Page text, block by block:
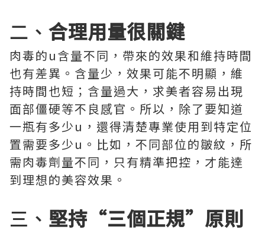
二、 合理用量很關鍵
肉毒的u含量不同，帶來的效果和維持時間
也有差異。含量少，效果可能不明顯，維
持時間也短；含量過大，求美者容易出現
面部僵硬等不良感官。所以，除了要知道
一瓶有多少u，還得清楚專業使用到特定位
置需要多少u。比如，不同部位的皺紋，所
需肉毒劑量不同，只有精準把控，才能達
到理想的美容效果。
三、 堅持“三個正規”原則